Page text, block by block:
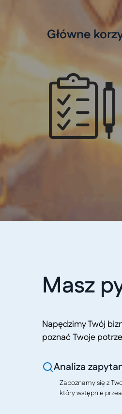
Główne
Masz
Napędzimy Twój
poznać Twoje
Analiza
Zapoznamy się z
który wstępnie